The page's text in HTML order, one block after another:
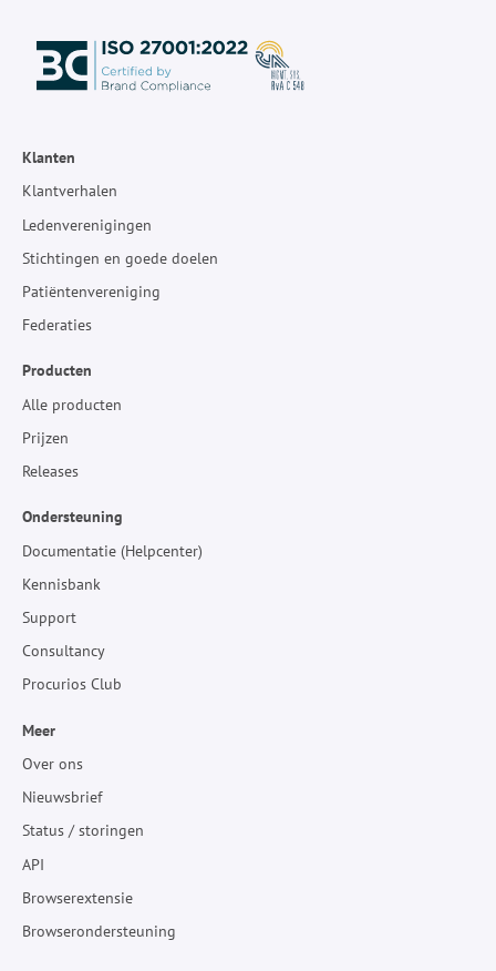
Klanten
Klantverhalen
Ledenverenigingen
Stichtingen en goede doelen
Patiëntenvereniging
Federaties
Producten
Alle producten
Prijzen
Releases
Ondersteuning
Documentatie (Helpcenter)
Kennisbank
Support
Consultancy
Procurios Club
Meer
Over ons
Nieuwsbrief
Status / storingen
API
Browserextensie
Browserondersteuning